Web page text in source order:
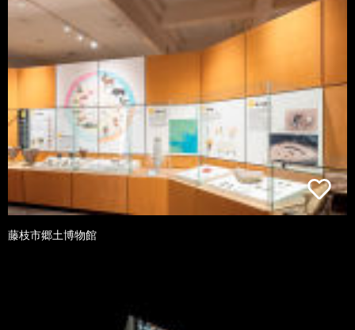
藤枝市郷土博物館